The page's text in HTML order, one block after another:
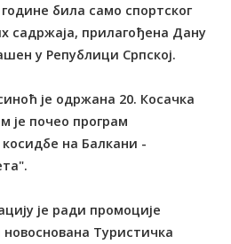
била само спортског
садржаја, прилагођена Дану
у Републици Српској.
је одржана 20. Косачка
је почео програм
на Балкани -
је ради промоције
Туристичка